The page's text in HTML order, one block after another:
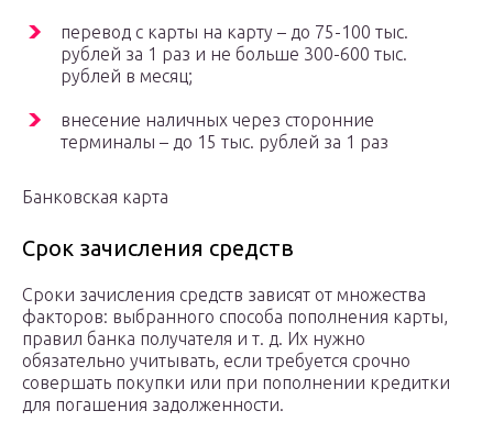
перевод с карты на карту – до 75-100 тыс.
рублей за 1 раз и не больше 300-600 тыс.
рублей в месяц;
внесение наличных через сторонние
терминалы – до 15 тыс. рублей за 1 раз
Банковская карта
Срок зачисления средств
Сроки зачисления средств зависят от множества
факторов: выбранного способа пополнения карты,
правил банка получателя и т. д. Их нужно
обязательно учитывать, если требуется срочно
совершать покупки или при пополнении кредитки
для погашения задолженности.